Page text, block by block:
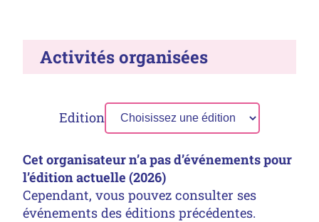
Activités organisées
Edition
Cet organisateur n’a pas d’événements pour
l’édition actuelle (2026)
Cependant, vous pouvez consulter ses
événements des éditions précédentes.